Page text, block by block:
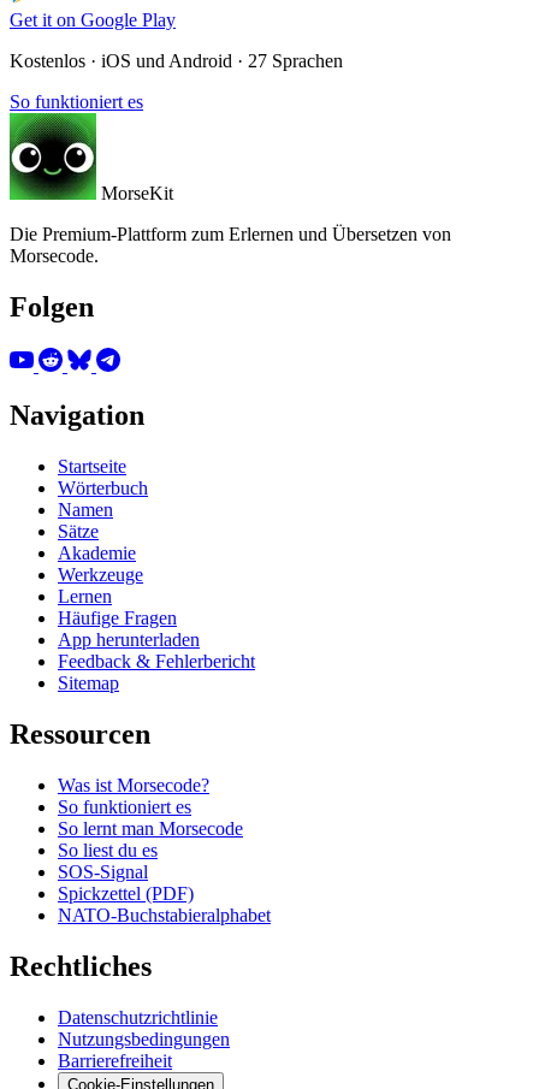
Get it on Google Play
Kostenlos · iOS und Android · 27 Sprachen
So funktioniert es
MorseKit
Die Premium-Plattform zum Erlernen und Übersetzen von
Morsecode.
Folgen
Navigation
Startseite
Wörterbuch
Namen
Sätze
Akademie
Werkzeuge
Lernen
Häufige Fragen
App herunterladen
Feedback & Fehlerbericht
Sitemap
Ressourcen
Was ist Morsecode?
So funktioniert es
So lernt man Morsecode
So liest du es
SOS-Signal
Spickzettel (PDF)
NATO-Buchstabieralphabet
Rechtliches
Datenschutzrichtlinie
Nutzungsbedingungen
Barrierefreiheit
Cookie-Einstellungen